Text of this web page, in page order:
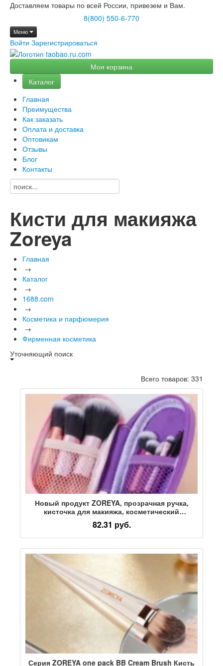
Доставляем товары по всей России, привезем и Вам.
8(800) 550-6-770
Меню
Войти Зарегистрироваться
Моя корзина
Каталог
Главная
Преимущества
Как заказать
Оплата и доставка
Оптовикам
Отзывы
Блог
Контакты
Кисти для макияжа
Zoreya
Главная
→
Каталог
→
1688.com
→
Косметика и парфюмерия
→
Фирменная косметика
Уточняющий поиск
Всего товаров: 331
Новый продукт ZOREYA, прозрачная ручка,
кисточка для макияжа, косметический
инструмент, набор для макияжа, портативная
маленькая мини-кисть для рассыпчатой пудры
82.31 руб.
Серия ZOREYA one pack BB Cream Brush Кисть